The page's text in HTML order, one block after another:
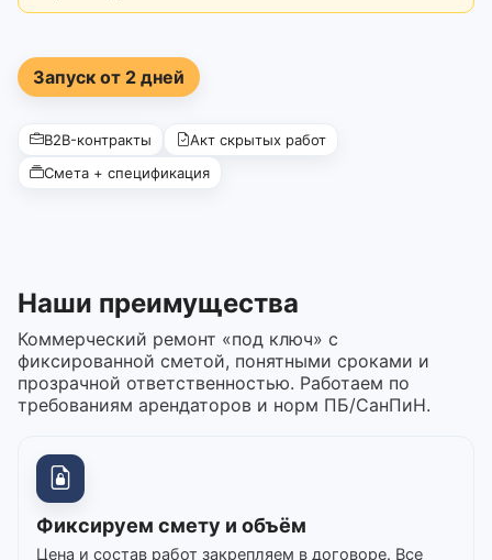
Запуск от 2 дней
B2B-контракты
Акт скрытых работ
Смета + спецификация
Наши преимущества
Коммерческий ремонт «под ключ» с
фиксированной сметой, понятными сроками и
прозрачной ответственностью. Работаем по
требованиям арендаторов и норм ПБ/СанПиН.
Фиксируем смету и объём
Цена и состав работ закрепляем в договоре. Все